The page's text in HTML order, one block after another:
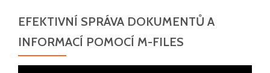
EFEKTIVNÍ SPRÁVA DOKUMENTŮ A
INFORMACÍ POMOCÍ M-FILES